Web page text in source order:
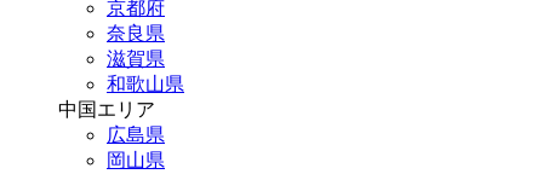
京都府
奈良県
滋賀県
和歌山県
中国エリア
広島県
岡山県